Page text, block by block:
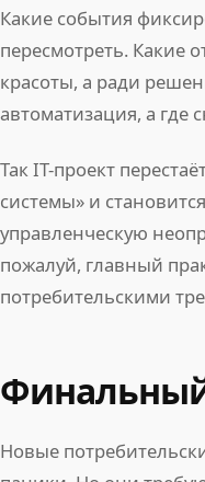
Какие события
пересмотреть. Какие
красоты, а ради
автоматизация, а где
Так IT-проект
системы» и
управленческую
пожалуй, главный
потребительскими
Новые